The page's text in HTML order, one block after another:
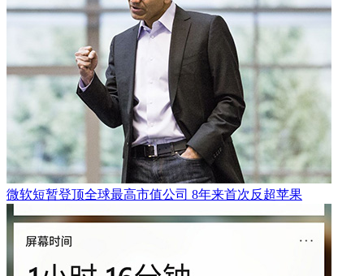
微软短暂登顶全球最高市值公司 8年来首次反超苹果